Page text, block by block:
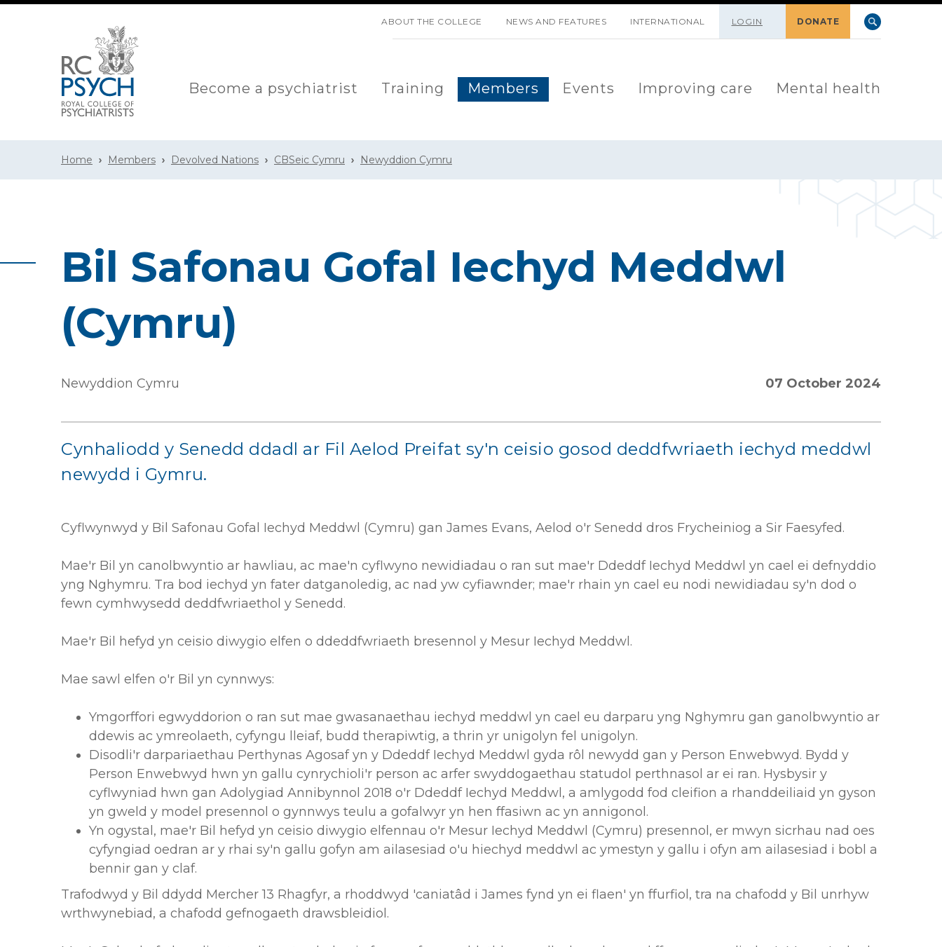
ABOUT THE COLLEGE NEWS AND FEATURES INTERNATIONAL LOGIN DONATE
Become a psychiatrist Training Members Events Improving care Mental health
Home Members Devolved Nations CBSeic Cymru Newyddion Cymru
Bil Safonau Gofal Iechyd Meddwl
(Cymru)
Newyddion Cymru 07 October 2024
Cynhaliodd y Senedd ddadl ar Fil Aelod Preifat sy'n ceisio gosod deddfwriaeth iechyd meddwl
newydd i Gymru.
Cyflwynwyd y Bil Safonau Gofal Iechyd Meddwl (Cymru) gan James Evans, Aelod o'r Senedd dros Frycheiniog a Sir Faesyfed.
Mae'r Bil yn canolbwyntio ar hawliau, ac mae'n cyflwyno newidiadau o ran sut mae'r Ddeddf Iechyd Meddwl yn cael ei defnyddio
yng Nghymru. Tra bod iechyd yn fater datganoledig, ac nad yw cyfiawnder; mae'r rhain yn cael eu nodi newidiadau sy'n dod o
fewn cymhwysedd deddfwriaethol y Senedd.
Mae'r Bil hefyd yn ceisio diwygio elfen o ddeddfwriaeth bresennol y Mesur Iechyd Meddwl.
Mae sawl elfen o'r Bil yn cynnwys:
Ymgorffori egwyddorion o ran sut mae gwasanaethau iechyd meddwl yn cael eu darparu yng Nghymru gan ganolbwyntio ar
ddewis ac ymreolaeth, cyfyngu lleiaf, budd therapiwtig, a thrin yr unigolyn fel unigolyn.
Disodli'r darpariaethau Perthynas Agosaf yn y Ddeddf Iechyd Meddwl gyda rôl newydd gan y Person Enwebwyd. Bydd y
Person Enwebwyd hwn yn gallu cynrychioli'r person ac arfer swyddogaethau statudol perthnasol ar ei ran. Hysbysir y
cyflwyniad hwn gan Adolygiad Annibynnol 2018 o'r Ddeddf Iechyd Meddwl, a amlygodd fod cleifion a rhanddeiliaid yn gyson
yn gweld y model presennol o gynnwys teulu a gofalwyr yn hen ffasiwn ac yn annigonol.
Yn ogystal, mae'r Bil hefyd yn ceisio diwygio elfennau o'r Mesur Iechyd Meddwl (Cymru) presennol, er mwyn sicrhau nad oes
cyfyngiad oedran ar y rhai sy'n gallu gofyn am ailasesiad o'u hiechyd meddwl ac ymestyn y gallu i ofyn am ailasesiad i bobl a
bennir gan y claf.
Trafodwyd y Bil ddydd Mercher 13 Rhagfyr, a rhoddwyd 'caniatâd i James fynd yn ei flaen' yn ffurfiol, tra na chafodd y Bil unrhyw
wrthwynebiad, a chafodd gefnogaeth drawsbleidiol.